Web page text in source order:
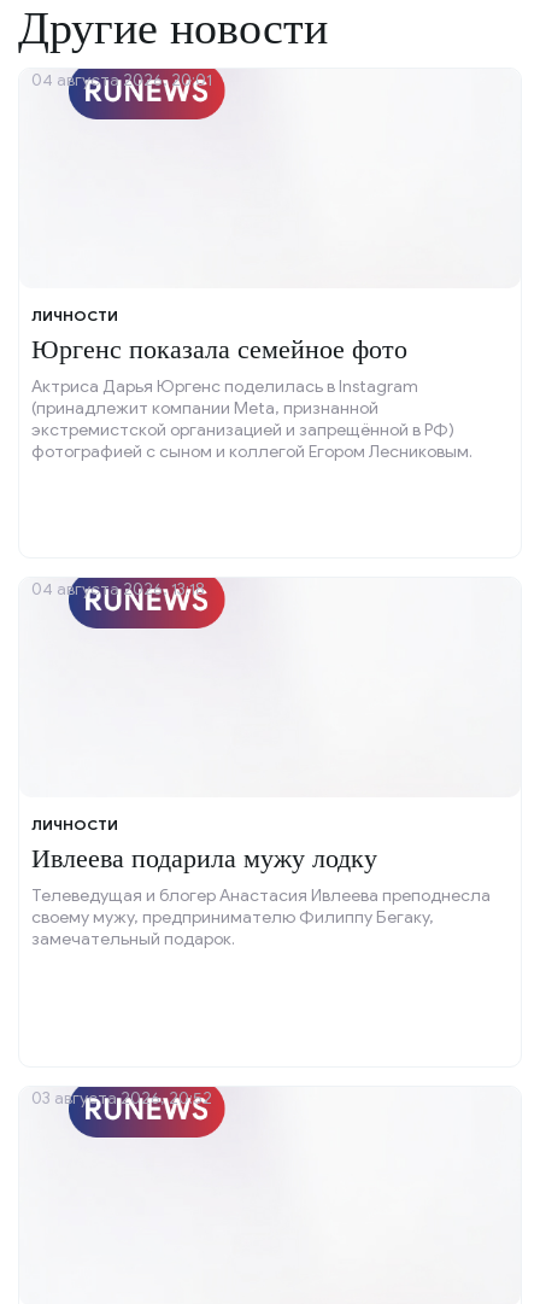
Другие новости
ЛИЧНОСТИ
Юргенс показала семейное фото
Актриса Дарья Юргенс поделилась в Instagram
(принадлежит компании Meta, признанной
экстремистской организацией и запрещённой в РФ)
фотографией с сыном и коллегой Егором Лесниковым.
04 августа 2026, 20:01
ЛИЧНОСТИ
Ивлеева подарила мужу лодку
Телеведущая и блогер Анастасия Ивлеева преподнесла
своему мужу, предпринимателю Филиппу Бегаку,
замечательный подарок.
04 августа 2026, 13:18
03 августа 2026, 20:52